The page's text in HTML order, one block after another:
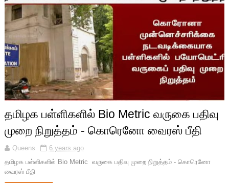
தமிழக பள்ளிகளில் Bio Metric வருகை பதிவு
முறை நிறுத்தம் - கொரெனோ வைரஸ் பீதி
Queens
6 years ago
தமிழக பள்ளிகளில் Bio Metric வருகை பதிவு முறை நிறுத்தம் - கொரெனோ
வைரஸ் பீதி